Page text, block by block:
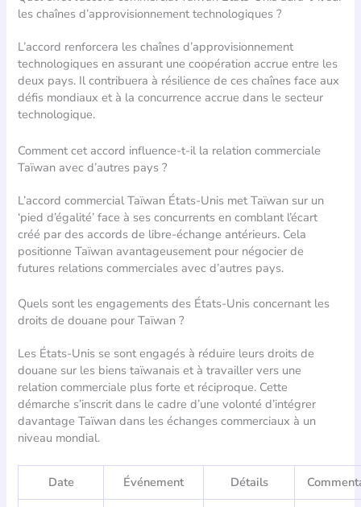
les chaînes d’approvisionnement technologiques ?
L’accord renforcera les chaînes d’approvisionnement
technologiques en assurant une coopération accrue entre les
deux pays. Il contribuera à résilience de ces chaînes face aux
défis mondiaux et à la concurrence accrue dans le secteur
technologique.
Comment cet accord influence-t-il la relation commerciale
Taïwan avec d’autres pays ?
L’accord commercial Taïwan États-Unis met Taïwan sur un
‘pied d’égalité’ face à ses concurrents en comblant l’écart
créé par des accords de libre-échange antérieurs. Cela
positionne Taïwan avantageusement pour négocier de
futures relations commerciales avec d’autres pays.
Quels sont les engagements des États-Unis concernant les
droits de douane pour Taïwan ?
Les États-Unis se sont engagés à réduire leurs droits de
douane sur les biens taïwanais et à travailler vers une
relation commerciale plus forte et réciproque. Cette
démarche s’inscrit dans le cadre d’une volonté d’intégrer
davantage Taïwan dans les échanges commerciaux à un
niveau mondial.
Date Événement Détails